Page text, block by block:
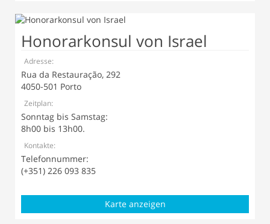
Honorarkonsul von Israel
Adresse:
Rua da Restauração, 292
4050-501 Porto
Zeitplan:
Sonntag bis Samstag:
8h00 bis 13h00.
Kontakte:
Telefonnummer:
(+351) 226 093 835
Karte anzeigen